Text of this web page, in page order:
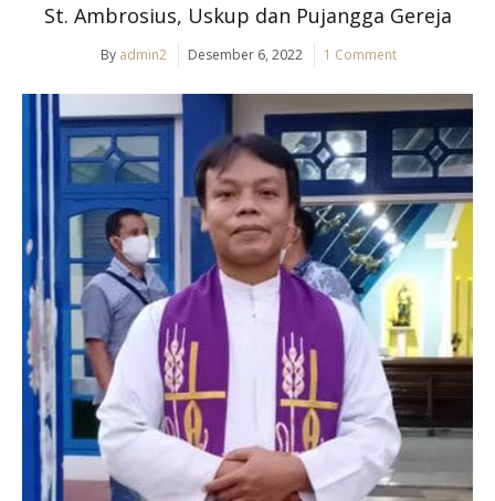
St. Ambrosius, Uskup dan Pujangga Gereja
By admin2 Desember 6, 2022 1 Comment